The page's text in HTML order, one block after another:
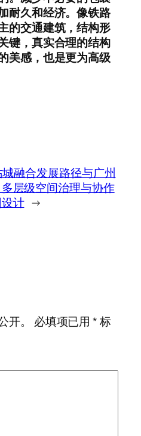
耐久和经济。像铁路
的交通建筑，结构形
键，真实合理的结构
美感，也是更为高级
城融合发展路径与广州
层级空间治理与协作
计 →
。
必填项已用*标